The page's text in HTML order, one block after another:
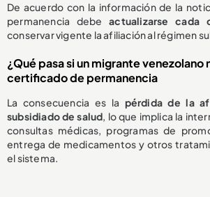
De acuerdo con la información de la
permanencia debeactualizarse cada
conservar vigente la afiliación al régimen
¿Qué pasa si un migrante venezolano
certificado de permanencia
La consecuencia es la pérdida de la
subsidiado de salud, lo que implica la
consultas médicas, programas de
entrega de medicamentos y otros
el sistema.